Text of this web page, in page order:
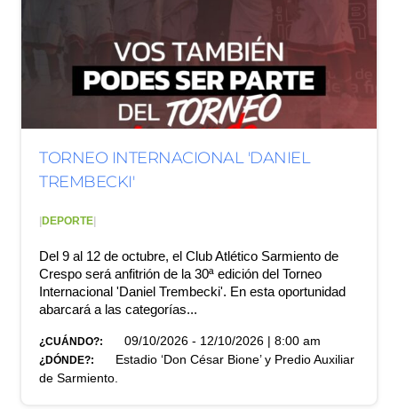
TORNEO INTERNACIONAL 'DANIEL
TREMBECKI'
DEPORTE
Del 9 al 12 de octubre, el Club Atlético Sarmiento de
Crespo será anfitrión de la 30ª edición del Torneo
Internacional 'Daniel Trembecki'. En esta oportunidad
abarcará a las categorías...
¿CUÁNDO?: 09/10/2026 - 12/10/2026 | 8:00 am
¿DÓNDE?:
Estadio ‘Don César Bione’ y Predio Auxiliar
de Sarmiento.